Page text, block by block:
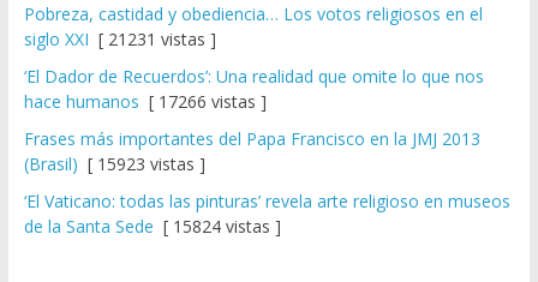
Pobreza, castidad y obediencia… Los votos religiosos en el
siglo XXI [ 21231 vistas ]
‘El Dador de Recuerdos’: Una realidad que omite lo que nos
hace humanos [ 17266 vistas ]
Frases más importantes del Papa Francisco en la JMJ 2013
(Brasil) [ 15923 vistas ]
‘El Vaticano: todas las pinturas’ revela arte religioso en museos
de la Santa Sede [ 15824 vistas ]